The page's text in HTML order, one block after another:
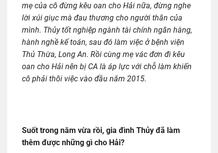
mẹ của cô đừng kêu oan cho Hải nữa, đừng nghe
lời xúi giục mà đau thương cho người thân của
mình. Thủy tốt nghiệp ngành tài chính ngân hàng,
hành nghề kế toán, sau đó làm việc ở bệnh viện
Thủ Thừa, Long An. Rồi cùng mẹ vác đơn đi kêu
oan cho Hải nên bị CA là áp lực với chỗ làm khiến
cô phải thôi việc vào đầu năm 2015.
Suốt trong năm vừa rồi, gia đình Thủy đã làm
thêm được những gì cho Hải?